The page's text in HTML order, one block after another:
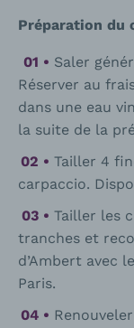
Préparation du
Saler
Réserver au
dans une eau
la suite de la
Tailler 4
carpaccio.
Tailler les
tranches et
d’Ambert avec
Paris.